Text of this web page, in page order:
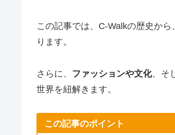
この記事では、C-Walkの歴史か
ります。
さらに、 ファッションや文化、そ
世界を紐解きます。
この記事のポイント